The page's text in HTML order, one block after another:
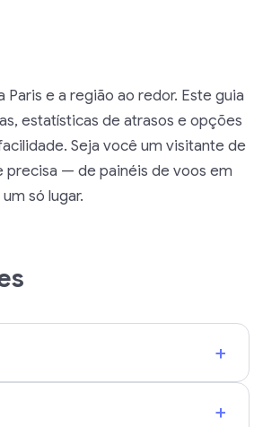
e a região ao redor. Este guia
estatísticas de atrasos e opções
Seja você um visitante de
precisa — de painéis de voos em
só lugar.
+
+